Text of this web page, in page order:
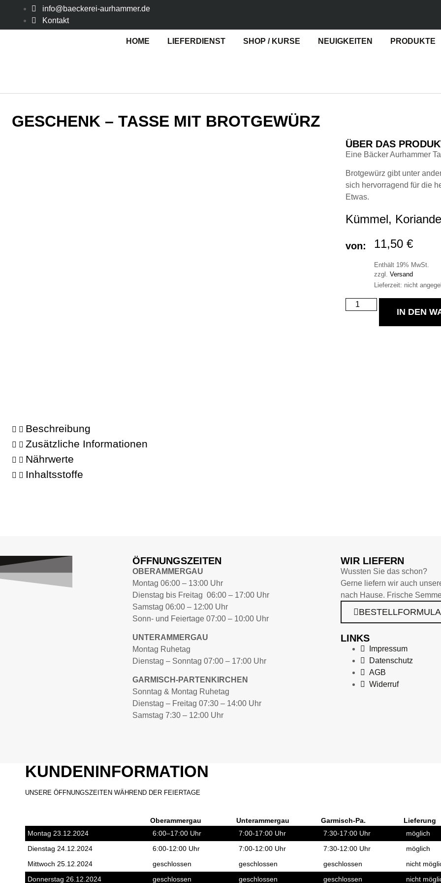
info@baeckerei-aurhammer.de
Kontakt
HOME LIEFERDIENST SHOP / KURSE NEUIGKEITEN PRODUKTE
GESCHENK – TASSE MIT BROTGEWÜRZ
ÜBER DAS
Eine Bäcker Aurhammer
Brotgewürz gibt unter
sich hervorragend für die
Etwas.
Kümmel,
von: 11,50 €
Enthält 19% MwSt.
zzgl. Versand
Lieferzeit: nicht
IN DEN
Beschreibung
Zusätzliche Informationen
Nährwerte
Inhaltsstoffe
ÖFFNUNGSZEITEN
OBERAMMERGAU
Montag 06:00 – 13:00 Uhr
Dienstag bis Freitag 06:00 – 17:00 Uhr
Samstag 06:00 – 12:00 Uhr
Sonn- und Feiertage 07:00 – 10:00 Uhr
UNTERAMMERGAU
Montag Ruhetag
Dienstag – Sonntag 07:00 – 17:00 Uhr
GARMISCH-PARTENKIRCHEN
Sonntag & Montag Ruhetag
Dienstag – Freitag 07:30 – 14:00 Uhr
Samstag 7:30 – 12:00 Uhr
WIR LIEFERN
Wussten Sie das schon?
Gerne liefern wir auch
nach Hause. Frische
LINKS
Impressum
Datenschutz
AGB
Widerruf
KUNDENINFORMATION
UNSERE ÖFFNUNGSZEITEN WÄHREND DER FEIERTAGE
Oberammergau Unterammergau Garmisch-Pa.
Lieferung
Montag 23.12.2024
6:00–17:00 Uhr 7:00-17:00 Uhr 7:30-17:00 Uhr
möglich
Dienstag 24.12.2024
6:00-12:00 Uhr 7:00-12:00 Uhr 7:30-12:00 Uhr
möglich
Mittwoch 25.12.2024
geschlossen geschlossen geschlossen
nicht
Donnerstag 26.12.2024
geschlossen geschlossen geschlossen nicht